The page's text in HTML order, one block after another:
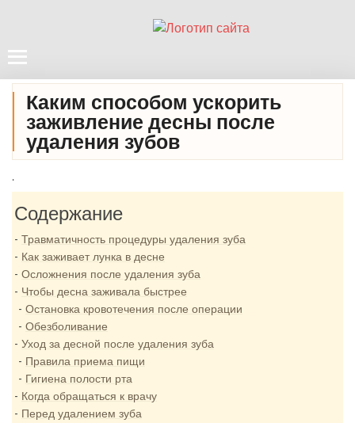
Каким способом ускорить
заживление десны после
удаления зубов
.
Содержание
Травматичность процедуры удаления зуба
Как заживает лунка в десне
Осложнения после удаления зуба
Чтобы десна заживала быстрее
Остановка кровотечения после операции
Обезболивание
Уход за десной после удаления зуба
Правила приема пищи
Гигиена полости рта
Когда обращаться к врачу
Перед удалением зуба